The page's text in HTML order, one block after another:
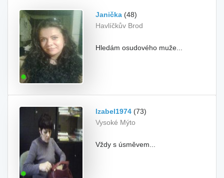
Janička (48)
Havlíčkův Brod
Hledám osudového muže...
Izabel1974 (73)
Vysoké Mýto
Vždy s úsměvem...